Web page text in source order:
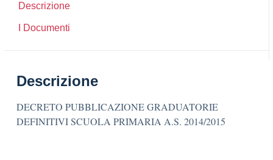
Descrizione
I Documenti
Descrizione
DECRETO PUBBLICAZIONE GRADUATORIE
DEFINITIVI SCUOLA PRIMARIA A.S. 2014/2015